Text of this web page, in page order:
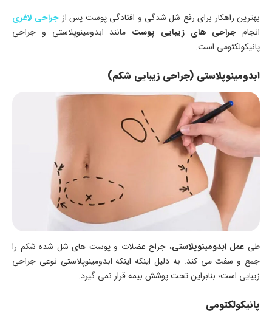
بهترین راهکار برای رفع شل شدگی و افتادگی پوست پس ازجراحی لاغری
انجام جراحی های زیبایی پوست مانند ابدومینوپلاستی و جراحی
پانیکولکتومی است.
ابدومینوپلاستی (جراحی زیبایی شکم)
طی عمل ابدومینوپلاستی، جراح عضلات و پوست های شل شده شکم را
جمع و سفت می کند. به دلیل اینکه اینکه ابدومینوپلاستی نوعی جراحی
زیبایی است؛ بنابراین تحت پوشش بیمه قرار نمی گیرد.
پانیکولکتومی